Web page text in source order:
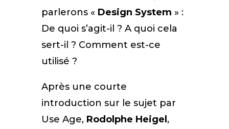
parlerons « Design System » :
De quoi s’agit-il ? A quoi cela
sert-il ? Comment est-ce
utilisé ?
Après une courte
introduction sur le sujet par
Use Age, Rodolphe Heigel ,